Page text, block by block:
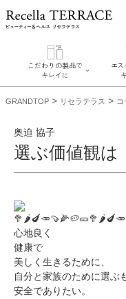
こだわりの製品で
キレイに
SERIES#01 私た
SERIES#02 水へ
のこだわり
SERIES#03 無
添加化粧品につ
いて
エ
肌改
肌改
GRANDTOP > リセラテラス > コ
奥迫 協子
選ぶ価値観は
心地良く
健康で
美しく生きるために、
自分と家族のために選ぶ
安全でありたい。